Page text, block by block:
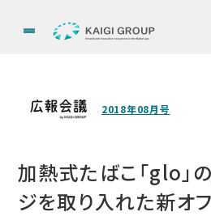
2018年08月号
加熱式たばこ「glo」
ジを取り入れた新オ